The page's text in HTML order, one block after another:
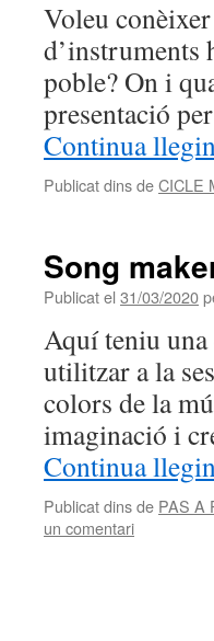
Voleu
d’instruments
poble? On i
presentació
Continua
Publicat dins deCICLE
Song
Publicat el 31/03/2020
Aquí teniu
utilitzar a la
colors de la
imaginació i
Continua
Publicat dins de PAS A
un comentari